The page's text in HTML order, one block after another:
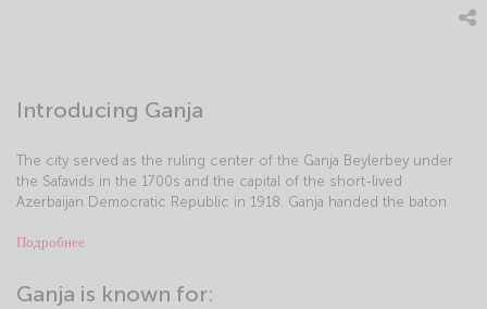
Introducing Ganja
The city served as the ruling center of the Ganja Beylerbey under
the Safavids in the 1700s and the capital of the short-lived
Azerbaijan Democratic Republic in 1918. Ganja handed the baton
the oil industry. The city, which is divided by the River Ganja, was
the Soviet period.
Подробнее
Ganja is known for: